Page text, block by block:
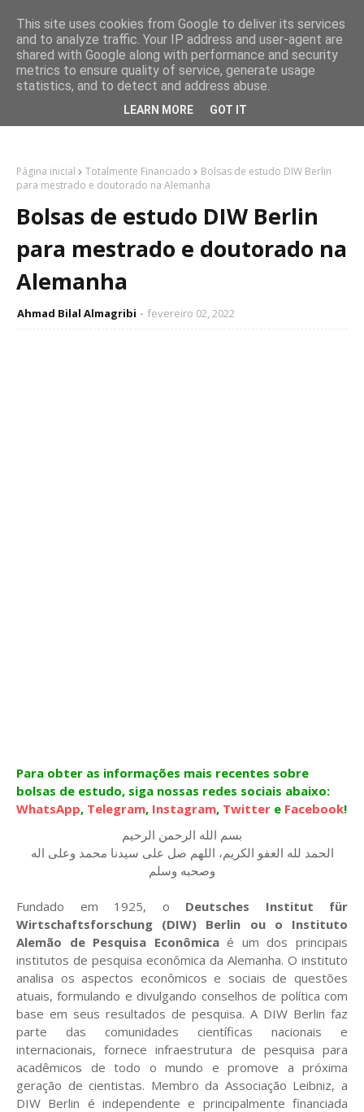
Página inicial Totalmente Financiado
Bolsas de estudo DIW Berlin
para mestrado e doutorado na Alemanha
Bolsas de estudo DIW Berlin
para mestrado e doutorado na
Alemanha
Ahmad Bilal Almagribi fevereiro 02, 2022
Para obter as informações mais recentes sobre
bolsas de estudo, siga nossas redes sociais abaixo:
WhatsApp, Telegram, Instagram, Twitter e Facebook!
بسم الله الرحمن الرحيم
الحمد لله العفو الكريم، اللهم صل على سيدنا محمد وعلى اله
وصحبه وسلم
Fundado em 1925, o Deutsches Institut für
Wirtschaftsforschung (DIW) Berlin ou o Instituto
Alemão de Pesquisa Econômicaé um dos principais
institutos de pesquisa econômica da Alemanha. O instituto
analisa os aspectos econômicos e sociais de questões
atuais, formulando e divulgando conselhos de política com
base em seus resultados de pesquisa. A DIW Berlin faz
parte das comunidades científicas nacionais e
internacionais, fornece infraestrutura de pesquisa para
acadêmicos de todo o mundo e promove a próxima
geração de cientistas. Membro da Associação Leibniz, a
DIW Berlin é independente e principalmente financiada
This site uses cookies from Google to deliver its services
and to analyze traffic. Your IP address and user-agent are
shared with Google along with performance and security
metrics to ensure quality of service, generate usage
statistics, and to detect and address abuse.
LEARN MORE GOT IT